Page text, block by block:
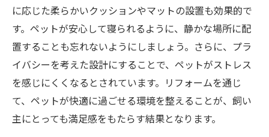
に応じた柔らかいクッションやマットの設置も効果的で
す。ペットが安心して寝られるように、静かな場所に配
置することも忘れないようにしましょう。さらに、プラ
イバシーを考えた設計にすることで、ペットがストレス
を感じにくくなるとされています。リフォームを通じ
て、ペットが快適に過ごせる環境を整えることが、飼い
主にとっても満足感をもたらす結果となります。